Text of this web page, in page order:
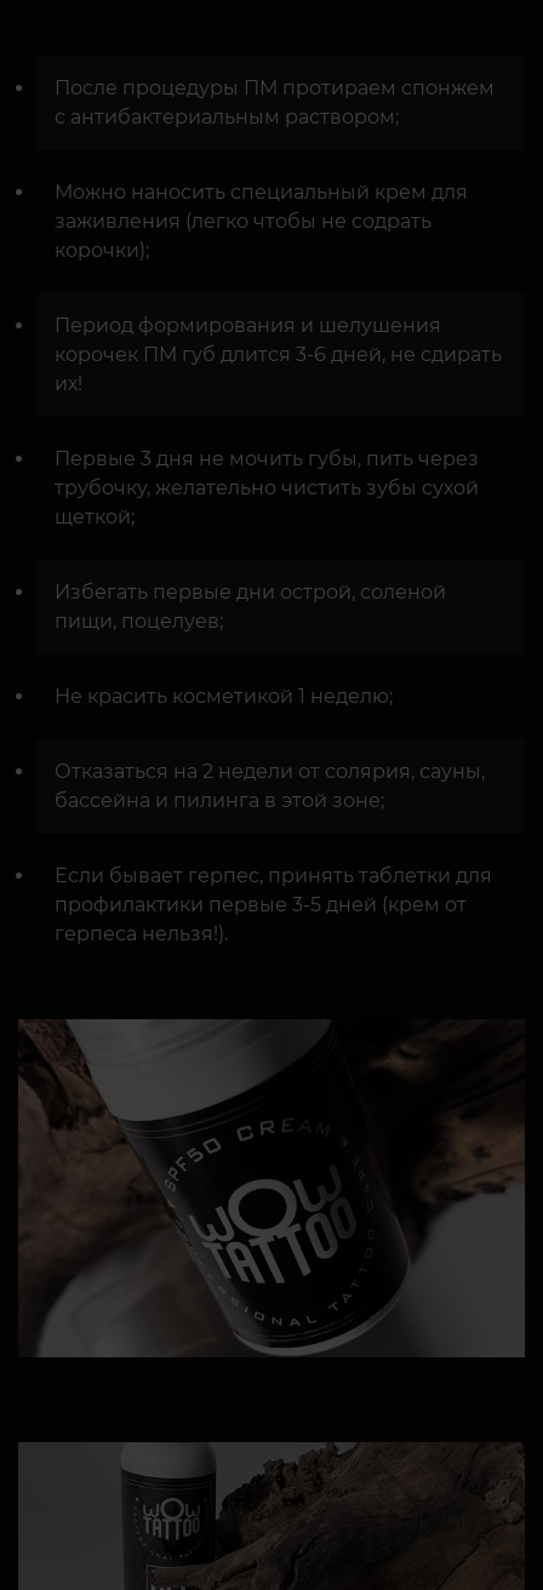
После процедуры ПМ протираем спонжем
с антибактериальным раствором;
Можно наносить специальный крем для
заживления (легко чтобы не содрать
корочки);
Период формирования и шелушения
корочек ПМ губ длится 3-6 дней, не сдирать
их!
Первые 3 дня не мочить губы, пить через
трубочку, желательно чистить зубы сухой
щеткой;
Избегать первые дни острой, соленой
пищи, поцелуев;
Не красить косметикой 1 неделю;
Отказаться на 2 недели от солярия, сауны,
бассейна и пилинга в этой зоне;
Если бывает герпес, принять таблетки для
профилактики первые 3-5 дней (крем от
герпеса нельзя!).